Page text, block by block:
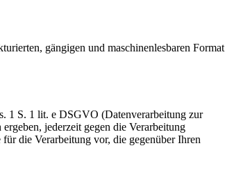
gängigen und maschinenlesbaren Format
1 S. 1 lit. e DSGVO (Datenverarbeitung zur
jederzeit gegen die Verarbeitung
die Verarbeitung vor, die gegenüber Ihren